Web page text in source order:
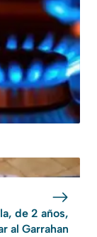
de 2 años,
al Garrahan